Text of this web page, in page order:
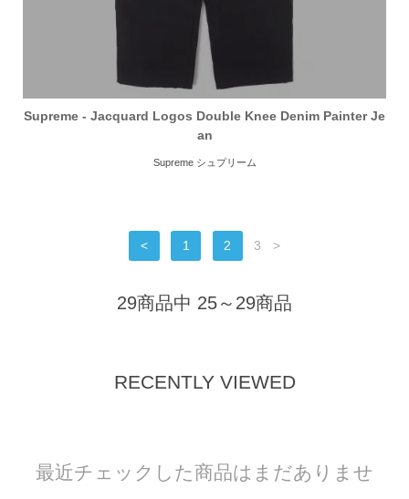
Supreme - Jacquard Logos Double Knee Denim Painter Je
an
Supreme シュプリーム
< 1 2 3 >
29商品中 25～29商品
RECENTLY VIEWED
最近チェックした商品はまだありませ